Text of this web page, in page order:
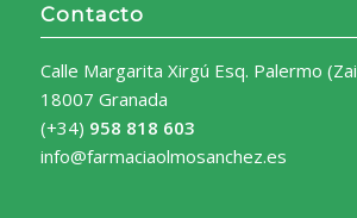
Contacto
Calle Margarita Xirgú Esq. Palermo
18007 Granada
(+34) 958 818 603
info@farmaciaolmosanchez.es